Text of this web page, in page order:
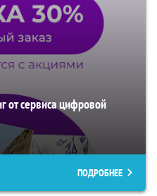
от сервиса цифровой
ПОДРОБНЕЕ